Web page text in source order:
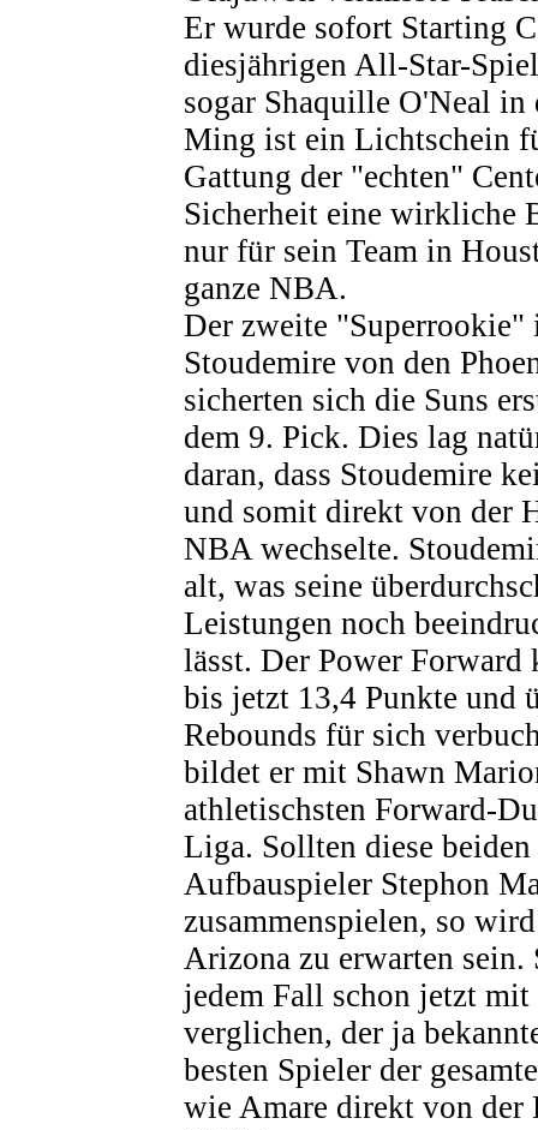
Er wurde sofort Starting
diesjährigen All-Star-
sogar Shaquille O'Neal in
Ming ist ein Lichtschein
Gattung der "echten"
Sicherheit eine wirkliche
nur für sein Team in
ganze NBA.
Der zweite "Superrookie"
Stoudemire von den
sicherten sich die Suns
dem 9. Pick. Dies lag
daran, dass Stoudemire
und somit direkt von der
NBA wechselte.
alt, was seine
Leistungen noch
lässt. Der Power Forward
bis jetzt 13,4 Punkte und
Rebounds für sich
bildet er mit Shawn
athletischsten Forward-
Liga. Sollten diese
Aufbauspieler Stephon
zusammenspielen, so
Arizona zu erwarten
jedem Fall schon jetzt
verglichen, der ja
besten Spieler der
wie Amare direkt von